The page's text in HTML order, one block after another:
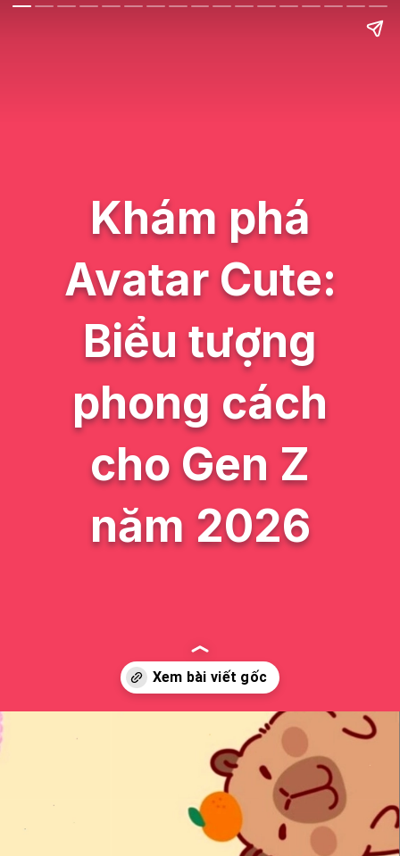
Khám phá
Avatar Cute:
Biểu tượng
phong cách
cho Gen Z
năm 2026
Đang mở https://issiloo.edu.vn/cute-vo-dien-avatar